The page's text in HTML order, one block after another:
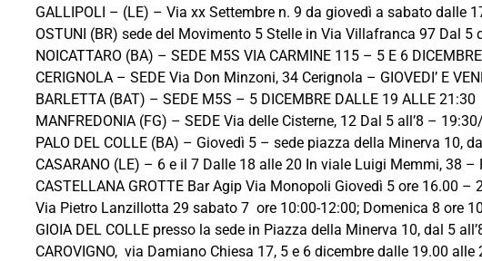
GALLIPOLI – (LE) – Via xx Settembre n. 9 da giovedì a sabato dalle
OSTUNI (BR) sede del Movimento 5 Stelle in Via Villafranca 97 Dal 5
NOICATTARO (BA) – SEDE M5S VIA CARMINE 115 – 5 E 6
CERIGNOLA – SEDE Via Don Minzoni, 34 Cerignola – GIOVEDI’ E
BARLETTA (BAT) – SEDE M5S – 5 DICEMBRE DALLE 19 ALLE 21:30
MANFREDONIA (FG) – SEDE Via delle Cisterne, 12 Dal 5 all’8 –
PALO DEL COLLE (BA) – Giovedì 5 – sede piazza della Minerva 10,
CASARANO (LE) – 6 e il 7 Dalle 18 alle 20 In viale Luigi Memmi, 38
CASTELLANA GROTTE Bar Agip Via Monopoli Giovedì 5 ore 16.00
Via Pietro Lanzillotta 29 sabato 7 ore 10:00-12:00; Domenica 8 ore
GIOIA DEL COLLE presso la sede in Piazza della Minerva 10, dal 5
CAROVIGNO, via Damiano Chiesa 17, 5 e 6 dicembre dalle 19.00 alle